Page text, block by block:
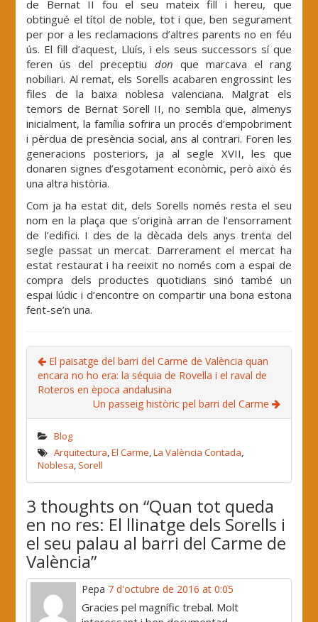
de Bernat II fou el seu mateix fill i hereu, que
obtingué el títol de noble, tot i que, ben segurament
per por a les reclamacions d’altres parents no en féu
ús. El fill d’aquest, Lluís, i els seus successors sí que
feren ús del preceptiu don que marcava el rang
nobiliari. Al remat, els Sorells acabaren engrossint les
files de la baixa noblesa valenciana. Malgrat els
temors de Bernat Sorell II, no sembla que, almenys
inicialment, la família sofrira un procés d’empobriment
i pèrdua de presència social, ans al contrari. Foren les
generacions posteriors, ja al segle XVII, les que
donaren signes d’esgotament econòmic, però això és
una altra història.
Com ja ha estat dit, dels Sorells només resta el seu
nom en la plaça que s’originà arran de l’ensorrament
de l’edifici. I des de la dècada dels anys trenta del
segle passat un mercat. Darrerament el mercat ha
estat restaurat i ha reeixit no només com a espai de
compra dels productes quotidians sinó també un
espai lúdic i d’encontre on compartir una bona estona
fent-se’n una.
El paisatge del barri del Carme de València quan
encara no ho era: la séquia de Rovella i el raval de
Roteros en època andalusina
Un passeig històric pel barri del Carme
Blog
Arquitectura ,El Carme ,La València Contada
Noblesa Sorell
3 thoughts on “Quan tot queda
en no res: El llinatge dels Sorells i
el seu palau al barri del Carme de
València”
Pepa 7 d'octubre de 2016 at 0:05
Gracies pel magnífic trebal. Molt